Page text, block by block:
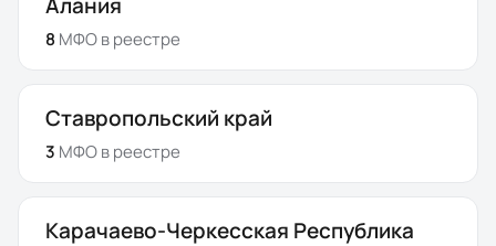
8 МФОв реестре
Ставропольский край
3 МФОв реестре
Карачаево-Черкесская Республика